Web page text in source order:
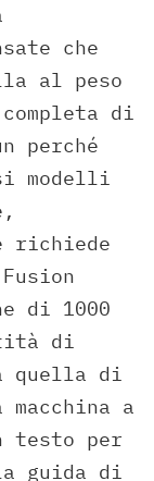
che
al peso
di
perché
modelli
richiede
di 1000
di
quella di
a
testo per
guida di